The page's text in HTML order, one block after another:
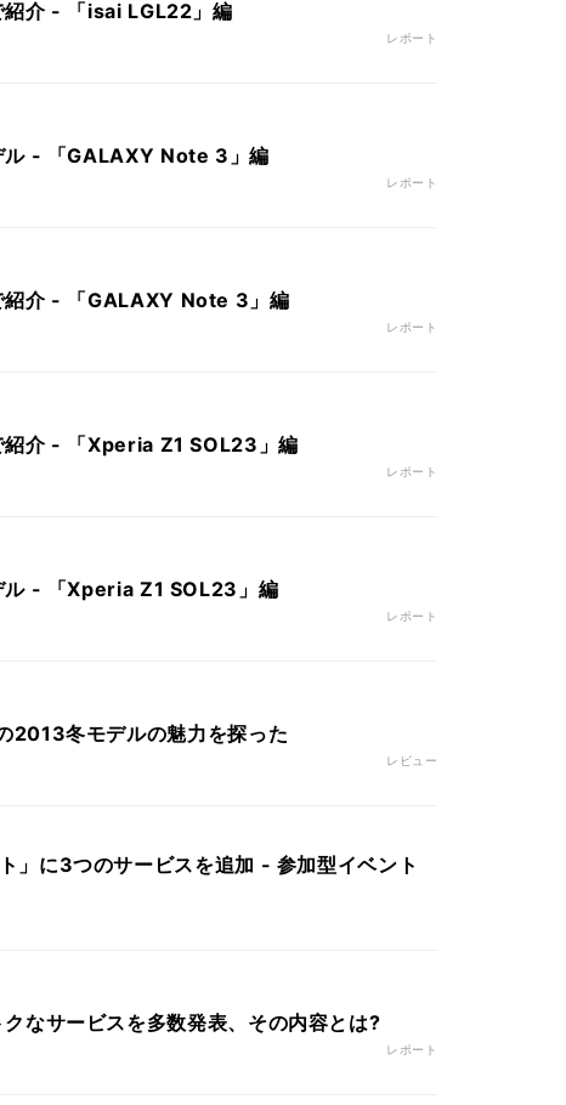
介 - 「isai LGL22」編
レポート
ル - 「GALAXY Note 3」編
レポート
紹介 - 「GALAXY Note 3」編
レポート
介 - 「Xperia Z1 SOL23」編
レポート
- 「Xperia Z1 SOL23」編
レポート
2013冬モデルの魅力を探った
レビュー
」に3つのサービスを追加 - 参加型イベント
なサービスを多数発表、その内容とは?
レポート